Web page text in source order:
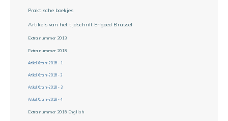
Praktische boekjes
Artikels van het tijdschrift Erfgoed Brussel
Extra nummer 2013
Extra nummer 2018
Artikel Xtra nr-2018 - 1
Artikel Xtra nr-2018 - 2
Artikel Xtra nr-2018 - 3
Artikel Xtra nr-2018 - 4
Extra nummer 2018 English